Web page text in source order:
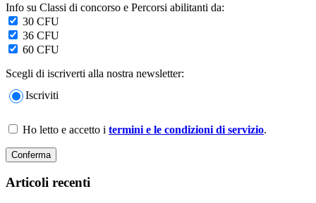
Info su Classi di concorso e Percorsi abilitanti da:
30 CFU
36 CFU
60 CFU
Scegli di iscriverti alla nostra newsletter:
Iscriviti
Ho letto e accetto i termini e le condizioni di servizio.
Articoli recenti